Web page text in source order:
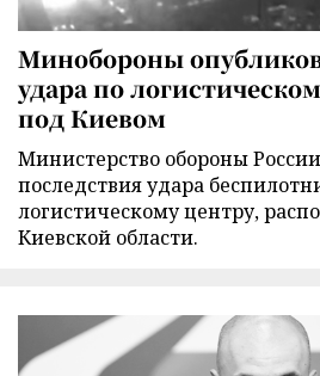
Минобороны
удара по
под Киевом
Министерство обороны
последствия удара
логистическому центру,
Киевской области.